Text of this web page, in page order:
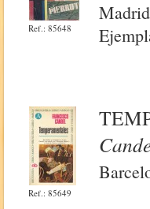
Ref.: 85648
Ref.: 85649